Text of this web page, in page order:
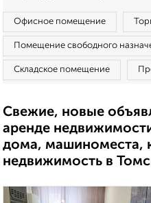
Офисное помещение
Помещение свободного
Складское помещение
Свежие, новые
аренде
дома, машиноместа,
недвижимость в